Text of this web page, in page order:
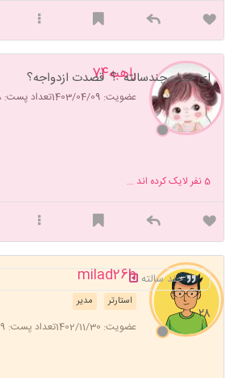
راهبه74
عضویت: 1403/04/09 تعداد پست: 1348
ای خدا، چندسالته ؟ قصدت ازدواجه؟
5 نفر لایک کرده اند ...
milad26h
مدیر استارتر
عضویت: 1402/11/30 تعداد پست: 599
چند سالته
۲۸